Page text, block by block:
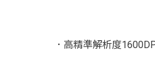
．高精準解析度